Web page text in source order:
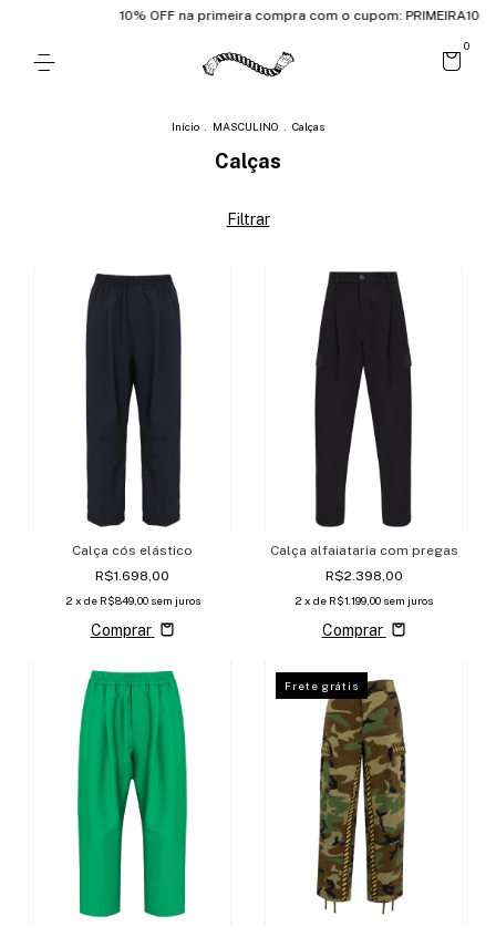
10% OFF na primeira compra com o cupom: PRIMEIRA10
0
Início MASCULINO Calças
Calças
Filtrar
Calça cós elástico
R$1.698,00
2 x de R$849,00 sem juros
Comprar
Calça alfaiataria com pregas
R$2.398,00
2 x de R$1.199,00 sem juros
Comprar
Frete grátis